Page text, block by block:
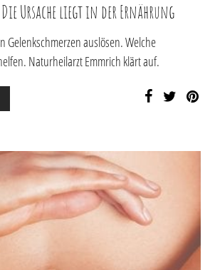
Ursache liegt in der Ernährung
Gelenkschmerzen auslösen. Welche
Naturheilarzt Emmrich klärt auf.